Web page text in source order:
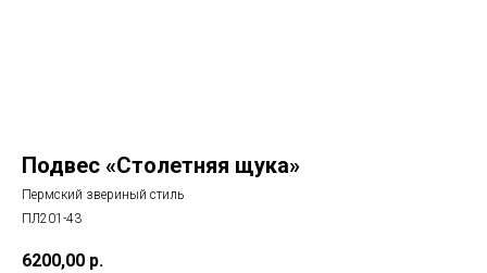
Подвес «Столетняя щука»
Пермский звериный стиль
ПЛ201-43
6200,00 р.